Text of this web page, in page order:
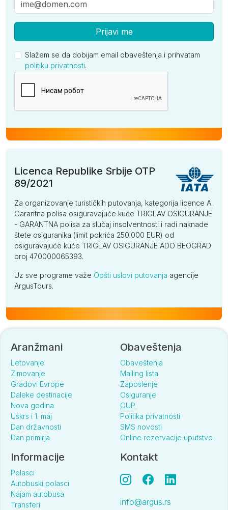
Prijavi me
Slažem se da dobijam email obaveštenja i prihvatam
politiku privatnosti.
Licenca Republike Srbije OTP
89/2021
Za organizovanje turističkih putovanja, kategorija licence A.
Garantna polisa osiguravajuće kuće TRIGLAV OSIGURANJE
- GARANTNA polisa za slučaj insolventnosti i radi naknade
štete osiguranika (limit pokrića 250.000 EUR) od
osiguravajuće kuće TRIGLAV OSIGURANJE ADO BEOGRAD
broj 470000065393.
Uz sve programe važe Opšti uslovi putovanja agencije
ArgusTours.
Aranžmani
Letovanje
Zimovanje
Gradovi Evrope
Daleke destinacije
Nova godina
Uskrs i 1. maj
Dan državnosti
Dan primirja
Obaveštenja
Obaveštenja
Mailing lista
Zaposlenje
Osiguranje
OUP
Politika privatnosti
SMS novosti
Online rezervacije uputstvo
Informacije
Polasci
Autobuski polasci
Najam autobusa
Transferi
Kontakt
info@argus.rs